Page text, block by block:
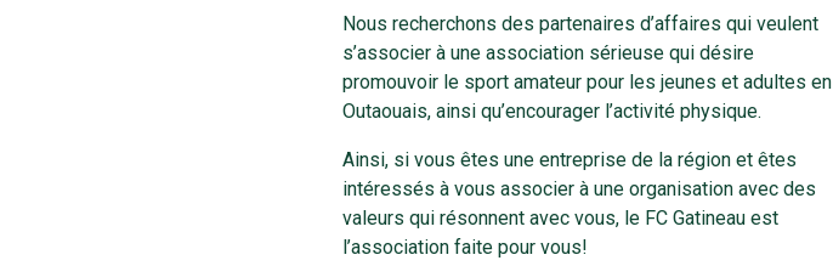
Nous recherchons des partenaires d’affaires qui veulent
s’associer à une association sérieuse qui désire
promouvoir le sport amateur pour les jeunes et adultes en
Outaouais, ainsi qu’encourager l’activité physique.
Ainsi, si vous êtes une entreprise de la région et êtes
intéressés à vous associer à une organisation avec des
valeurs qui résonnent avec vous, le FC Gatineau est
l’association faite pour vous!